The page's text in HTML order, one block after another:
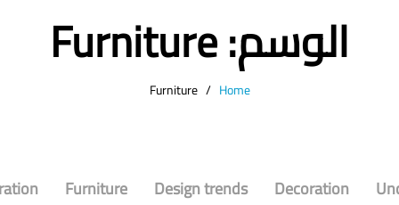
الوسم:Furniture
Home
/
Furniture
Decoration
Design trends
Furniture